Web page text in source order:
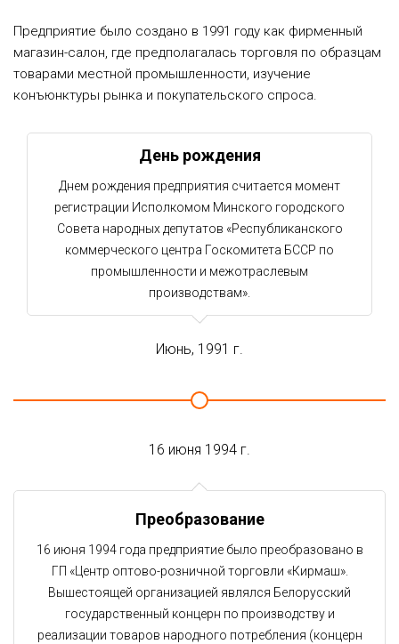
Предприятие было создано в 1991 году как фирменный
магазин-салон, где предполагалась торговля по образцам
товарами местной промышленности, изучение
конъюнктуры рынка и покупательского спроса.
День рождения
Днем рождения предприятия считается момент
регистрации Исполкомом Минского городского
Совета народных депутатов «Республиканского
коммерческого центра Госкомитета БССР по
промышленности и межотраслевым
производствам».
Июнь, 1991 г.
16 июня 1994 г.
Преобразование
16 июня 1994 года предприятие было преобразовано в
ГП «Центр оптово-розничной торговли «Кирмаш».
Вышестоящей организацией являлся Белорусский
государственный концерн по производству и
реализации товаров народного потребления (концерн